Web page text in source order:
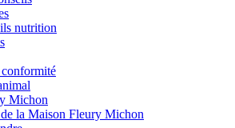
nutrition
Michon
la Maison Fleury Michon